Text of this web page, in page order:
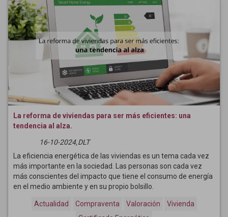
La reforma de viviendas para ser más eficientes: una
tendencia al alza.
16-10-2024,DLT
La eficiencia energética de las viviendas es un tema cada vez
más importante en la sociedad. Las personas son cada vez
más conscientes del impacto que tiene el consumo de energía
en el medio ambiente y en su propio bolsillo.
Actualidad Compraventa Valoración
Vivienda